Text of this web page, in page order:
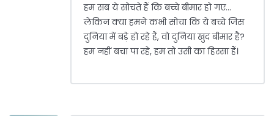
हम सब ये सोचते हैं कि बच्चे बीमार हो गए...
लेकिन क्या हमने कभी सोचा कि ये बच्चे जिस
दुनिया में बड़े हो रहे हैं, वो दुनिया खुद बीमार है?
हम नहीं बचा पा रहे, हम तो उसी का हिस्सा हैं।